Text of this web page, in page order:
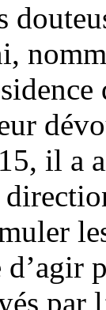
il a
par